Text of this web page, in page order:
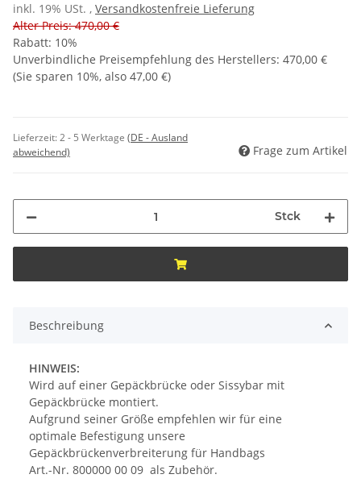
inkl. 19% USt. , Versandkostenfreie Lieferung
Alter Preis: 470,00 €
Rabatt: 10%
Unverbindliche Preisempfehlung des Herstellers: 470,00 €
(Sie sparen 10%, also 47,00 €)
Lieferzeit:2 - 5 Werktage (DE - Ausland
abweichend)
Frage zum Artikel
Stck
Beschreibung
HINWEIS:
Wird auf einer Gepäckbrücke oder Sissybar mit
Gepäckbrücke montiert.
Aufgrund seiner Größe empfehlen wir für eine
optimale Befestigung unsere
Gepäckbrückenverbreiterung für Handbags
Art.-Nr. 800000 00 09 als Zubehör.